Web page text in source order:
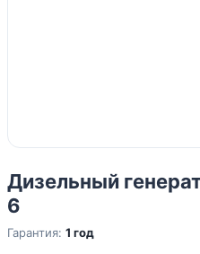
Дизельный
6
Гарантия: 1 год